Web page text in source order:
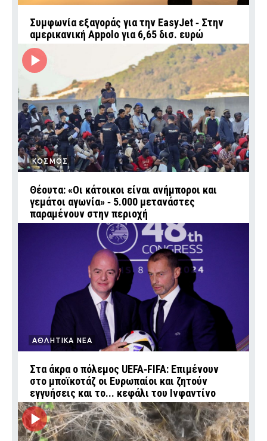
Συμφωνία εξαγοράς για την EasyJet ‑ Στην
αμερικανική Appolo για 6,65 δισ. ευρώ
ΚΟΣΜΟΣ
Θέουτα: «Οι κάτοικοι είναι ανήμποροι και
γεμάτοι αγωνία» ‑ 5.000 μετανάστες
παραμένουν στην περιοχή
ΑΘΛΗΤΙΚΑ ΝΕΑ
Στα άκρα ο πόλεμος UEFA‑FIFA: Επιμένουν
στο μποϊκοτάζ οι Ευρωπαίοι και ζητούν
εγγυήσεις και το... κεφάλι του Ινφαντίνο